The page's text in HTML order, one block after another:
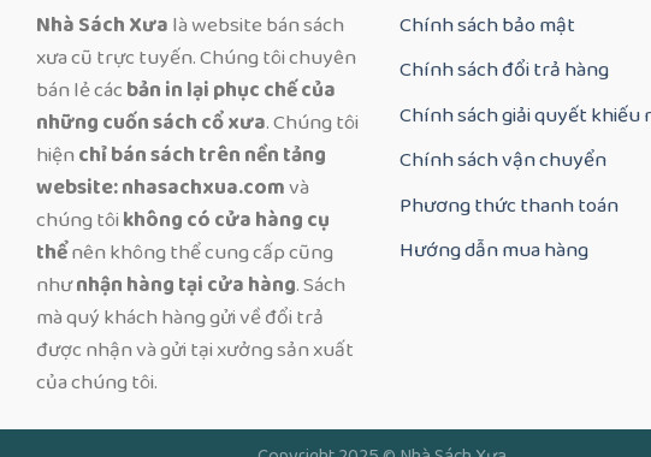
Nhà Sách Xưalà website bán sách
xưa cũ trực tuyến. Chúng tôi chuyên
bán lẻ cácbản in lại phục chế của
những cuốn sách cổ xưa. Chúng tôi
hiệnchỉ bán sách trên nền tảng
website: nhasachxua.comvà
chúng tôikhông có cửa hàng cụ
thểnên không thể cung cấp cũng
nhưnhận hàng tại cửa hàng. Sách
mà quý khách hàng gửi về đổi trả
được nhận và gửi tại xưởng sản xuất
của chúng tôi.
Chính sách bảo mật
Chính sách đổi trả hàng
Chính sách giải quyết khiếu
Chính sách vận chuyển
Phương thức thanh toán
Hướng dẫn mua hàng